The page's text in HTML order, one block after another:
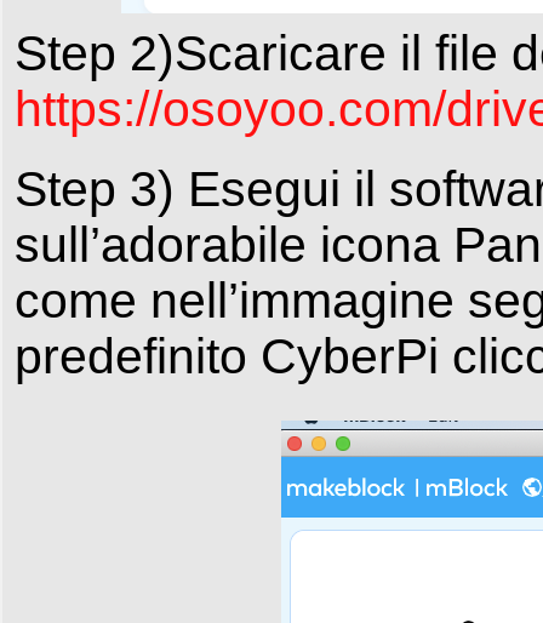
Step 2)Scaricare il file
https://osoyoo.com/
Step 3) Esegui il
sull’adorabile icona
come nell’immagine
predefinito CyberPi